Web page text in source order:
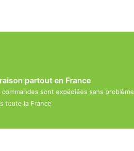
partout en France
commandes sont expédiées sans problème
toute la France